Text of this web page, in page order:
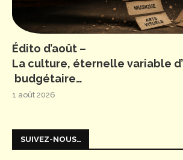
Édito d’août –
La culture, éternelle variable
budgétaire…
1 août 2026
SUIVEZ-NOUS…